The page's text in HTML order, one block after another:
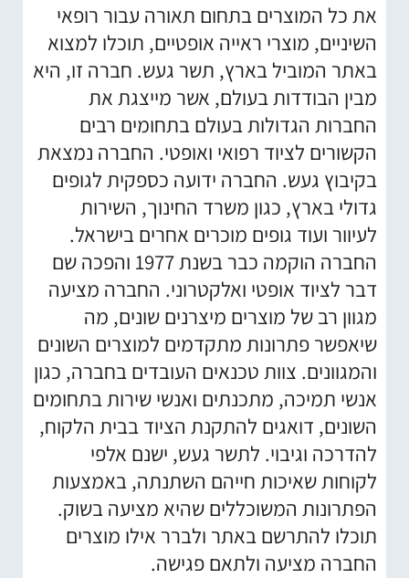
את כל המוצרים בתחום תאורה עבור רופאי
השיניים, מוצרי ראייה אופטיים, תוכלו למצוא
באתר המוביל בארץ, תשר געש. חברה זו, היא
מבין הבודדות בעולם, אשר מייצגת את
החברות הגדולות בעולם בתחומים רבים
הקשורים לציוד רפואי ואופטי. החברה נמצאת
בקיבוץ געש. החברה ידועה כספקית לגופים
גדולי בארץ, כגון משרד החינוך, השירות
לעיוור ועוד גופים מוכרים אחרים בישראל.
החברה הוקמה כבר בשנת 1977 והפכה שם
דבר לציוד אופטי ואלקטרוני. החברה מציעה
מגוון רב של מוצרים מיצרנים שונים, מה
שיאפשר פתרונות מתקדמים למוצרים השונים
והמגוונים. צוות טכנאים העובדים בחברה, כגון
אנשי תמיכה, מתכנתים ואנשי שירות בתחומים
השונים, דואגים להתקנת הציוד בבית הלקוח,
להדרכה וגיבוי. לתשר געש, ישנם אלפי
לקוחות שאיכות חייהם השתנתה, באמצעות
הפתרונות המשוכללים שהיא מציעה בשוק.
תוכלו להתרשם באתר ולברר אילו מוצרים
החברה מציעה ולתאם פגישה.